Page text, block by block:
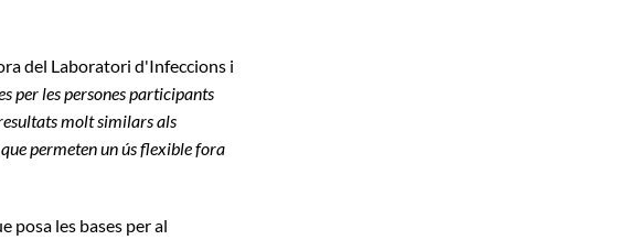
del Laboratori d'Infeccions i
per les persones participants
molt similars als
permeten un ús flexible fora
posa les bases per al